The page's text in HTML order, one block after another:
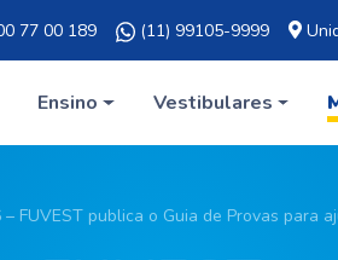
77 00 189 (11) 99105-9999
Ensino Vestibulares
– FUVEST publica o Guia de Provas para